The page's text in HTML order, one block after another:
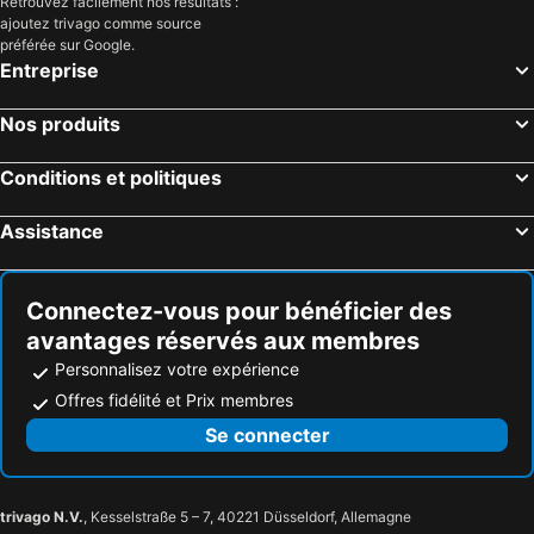
ajoutez trivago comme source
préférée sur Google.
Entreprise
Nos produits
Conditions et politiques
Assistance
Connectez-vous pour bénéficier des
avantages réservés aux membres
Personnalisez votre expérience
Offres fidélité et Prix membres
Se connecter
trivago N.V., Kesselstraße 5 – 7, 40221 Düsseldorf, Allemagne